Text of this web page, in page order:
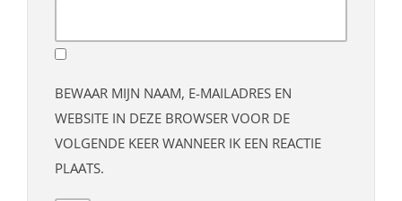
BEWAAR MIJN NAAM, E-MAILADRES EN
WEBSITE IN DEZE BROWSER VOOR DE
VOLGENDE KEER WANNEER IK EEN REACTIE
PLAATS.